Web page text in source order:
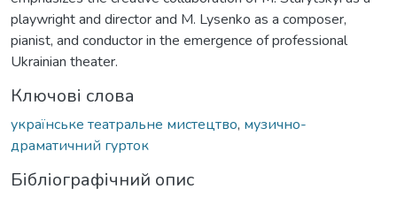
playwright and director and M. Lysenko as a composer,
pianist, and conductor in the emergence of professional
Ukrainian theater.
Ключові слова
українське театральне мистецтво, музично-
драматичний гурток
Бібліографічний опис